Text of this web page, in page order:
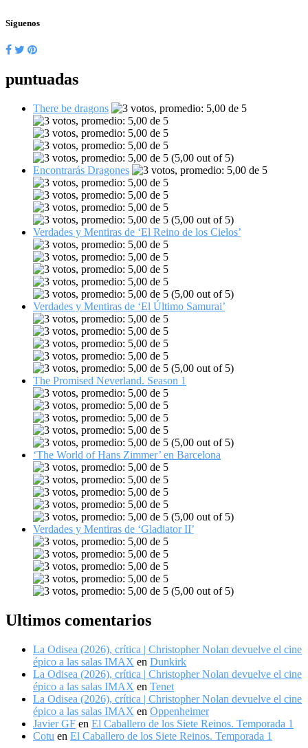
Síguenos
puntuadas
There be dragons
(5,00 out of 5)
Encontrarás Dragones
(5,00 out of 5)
Verdades y Mentiras de ‘El Reino de los Cielos’
(5,00 out of 5)
Verdades y Mentiras de ‘El Último Samurai’
(5,00 out of 5)
The Promised Neverland. Season 1
(5,00 out of 5)
‘The World of Hans Zimmer’ en Barcelona
(5,00 out of 5)
Verdades y Mentiras de ‘Gladiator II’
(5,00 out of 5)
Ultimos comentarios
La Odisea (2026), crítica | Christopher Nolan devuelve el cine
épico a las salas IMAX en Dunkirk
La Odisea (2026), crítica | Christopher Nolan devuelve el cine
épico a las salas IMAX en Tenet
La Odisea (2026), crítica | Christopher Nolan devuelve el cine
épico a las salas IMAX en Oppenheimer
Javier GF en El Caballero de los Siete Reinos. Temporada 1
Cotu en El Caballero de los Siete Reinos. Temporada 1